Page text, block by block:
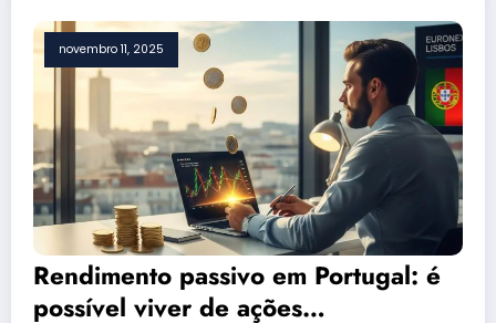
novembro 11, 2025
Rendimento passivo em Portugal: é
possível viver de ações